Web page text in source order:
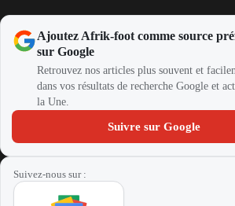
Ajoutez Afrik-foot comme source
sur Google
Retrouvez nos articles plus souvent et
dans vos résultats de recherche Google et
la Une.
Suivre sur Google
Suivez-nous sur :